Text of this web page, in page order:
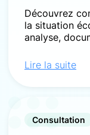
Découvrez
la situation
analyse,
Lire la suite
Consultation